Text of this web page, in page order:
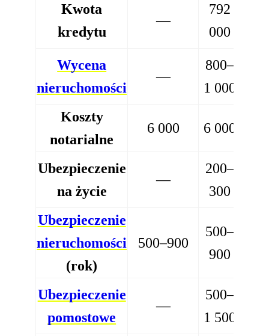
Kwota
kredytu
—
792
000
Wycena
nieruchomości
—
800–
1 000
Koszty
notarialne
6 000 6 000
Ubezpieczenie
na życie
—
200–
300
Ubezpieczenie
nieruchomości
(rok)
500–900
500–
900
Ubezpieczenie
pomostowe
—
500–
1 500